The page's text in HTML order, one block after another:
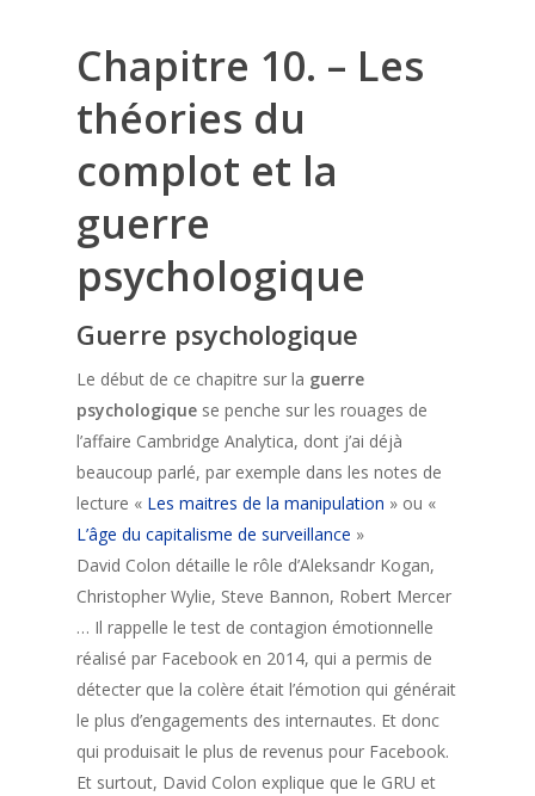
Chapitre 10. – Les
théories du
complot et la
guerre
psychologique
Guerre psychologique
Le début de ce chapitre sur la guerre
psychologique se penche sur les rouages de
l’affaire Cambridge Analytica, dont j’ai déjà
beaucoup parlé, par exemple dans les notes de
lecture « Les maitres de la manipulation » ou «
L’âge du capitalisme de surveillance »
David Colon détaille le rôle d’Aleksandr Kogan,
Christopher Wylie, Steve Bannon, Robert Mercer
… Il rappelle le test de contagion émotionnelle
réalisé par Facebook en 2014, qui a permis de
détecter que la colère était l’émotion qui générait
le plus d’engagements des internautes. Et donc
qui produisait le plus de revenus pour Facebook.
Et surtout, David Colon explique que le GRU et